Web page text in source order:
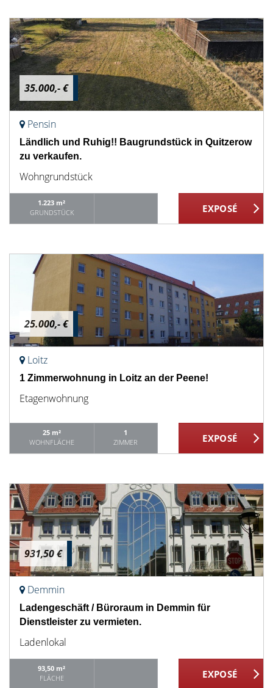
35.000,- €
Pensin
Ländlich und Ruhig!! Baugrundstück in Quitzerow
zu verkaufen.
Wohngrundstück
1.223 m²
GRUNDSTÜCK
25.000,- €
Loitz
1 Zimmerwohnung in Loitz an der Peene!
Etagenwohnung
25 m²
WOHNFLÄCHE
1
ZIMMER
931,50 €
Demmin
Ladengeschäft / Büroraum in Demmin für
Dienstleister zu vermieten.
Ladenlokal
93,50 m²
FLÄCHE